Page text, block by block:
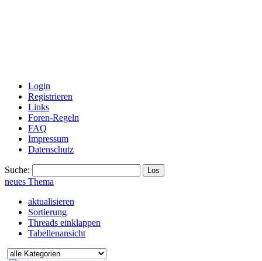
Login
Registrieren
Links
Foren-Regeln
FAQ
Impressum
Datenschutz
Suche:
neues Thema
aktualisieren
Sortierung
Threads einklappen
Tabellenansicht